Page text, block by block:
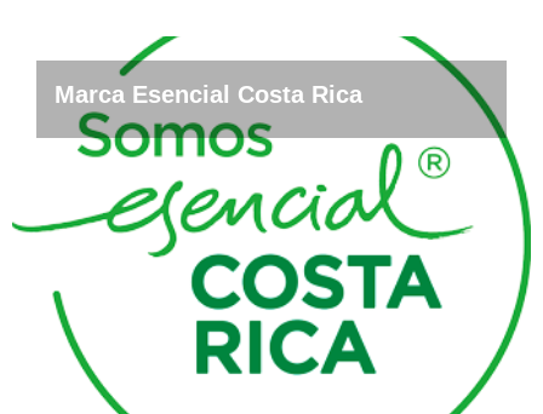
Marca Esencial Costa Rica